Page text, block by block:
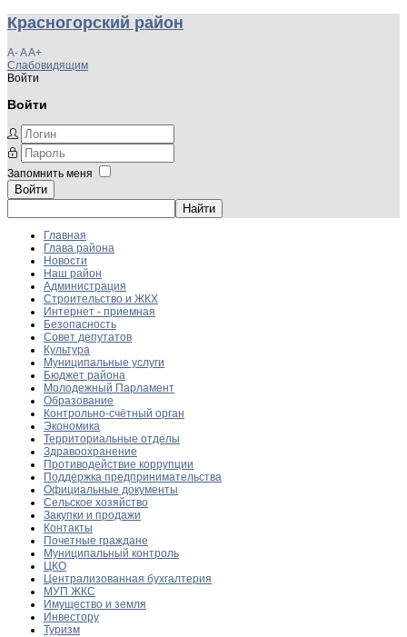
Красногорский район
A-AA+
Слабовидящим
Войти
Войти
Запомнить меня
Войти
Главная
Глава района
Новости
Наш район
Администрация
Строительство и ЖКХ
Интернет - приемная
Безопасность
Совет депутатов
Культура
Муниципальные услуги
Бюджет района
Молодежный Парламент
Образование
Контрольно-счётный орган
Экономика
Территориальные отделы
Здравоохранение
Противодействие коррупции
Поддержка предпринимательства
Официальные документы
Сельское хозяйство
Закупки и продажи
Контакты
Почетные граждане
Муниципальный контроль
ЦКО
Централизованная бухгалтерия
МУП ЖКС
Имущество и земля
Инвестору
Туризм